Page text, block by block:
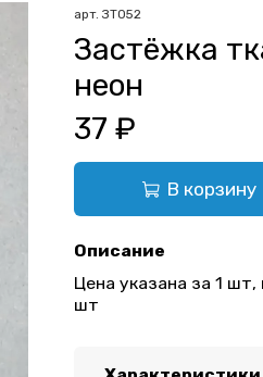
арт. ЗТ052
Застёжка
неон
37 ₽
В корзину
Описание
Цена указана за 1
шт